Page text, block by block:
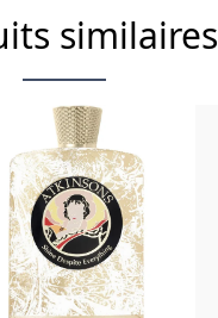
similaires